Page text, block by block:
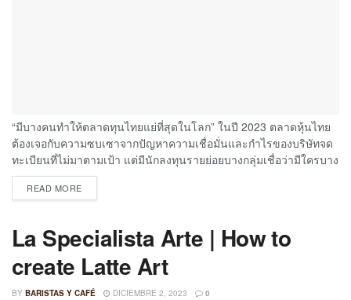
“มีบางคนทำให้ตลาดทุนไทยแย่ที่สุดในโลก” ในปี 2023 ตลาดหุ้นไทย
ต้องเจอกับความซบเซาจากปัญหาความเชื่อมั่นและกำไรของบริษัทจด
ทะเบียนที่ไม่มาตามเป้า แต่มีนักลงทุนรายย่อยบางกลุ่มเชื่อว่ามีใครบาง
คนกำลังทำกำไรจากตลาดหุ้นไทยด้วยการ Naked Short และนั่นคือ
การกระทำที่ไม่เป็นธรรมและผิดกฎหมาย จนได้รวมตัวกันเพื่อหยุด
ตลาดหลักทรัพย์แห่งประเทศไทย ว่าหากปล่อยไว้เช่นนี้ต่อไปอาจเกิด
วิกฤตศรัทธาจนตลาดหุ้นไทยกลายเป็นตลาดร้าง Time Index 00:00
Intro 01:14 เริ่มรายการ 07:18 ข้อสันนิษฐานของนักลงทุนรายย่อย
09:24 ฝั่งที่เชื่อว่ามี Naked Short Sell 14:39 ฝั่งที่ไม่เชื่อว่าเกิด Naked
READ MORE
La Specialista Arte | How to
create Latte Art
BY BARISTAS Y CAFÉ DICIEMBRE 2, 2023 0